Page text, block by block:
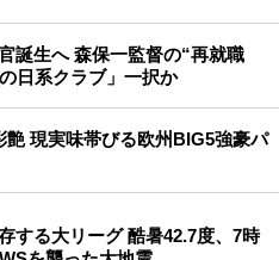
誕生へ 森保一監督の“再就職
日系クラブ」一択か
現実味帯びる欧州BIG5強豪パ
する大リーグ 酷暑42.7度、7時